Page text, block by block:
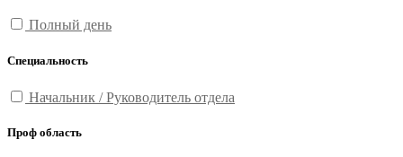
Полный день
Специальность
Начальник / Руководитель отдела
Проф область